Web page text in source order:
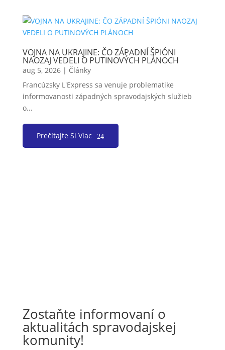
VOJNA NA UKRAJINE: ČO ZÁPADNÍ ŠPIÓNI
NAOZAJ VEDELI O PUTINOVÝCH PLÁNOCH
aug 5, 2026| Články
Francúzsky L'Express sa venuje problematike
informovanosti západných spravodajských služieb
o...
Prečítajte Si Viac
Zostaňte informovaní o
aktualitách spravodajskej
komunity!